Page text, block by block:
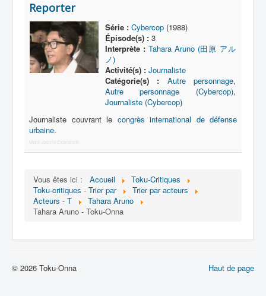
Artiste Asperger
Lexique
Série
Acteur
Transformation
Équipement
Mecha
Objet
Lieu
Reporter
Série : Cybercop(1988)
Épisode(s) :3
Interprète : Tahara Aruno (田原 アル
ノ)
Activité(s) : Journaliste
Catégorie(s) :
Autre personnage,
Autre personnage (Cybercop),
Journaliste (Cybercop)
Journaliste couvrant le congrès international de défense
urbaine.
More Joomla Extensions
Vous êtes ici : Accueil
Toku-Critiques
Toku-critiques - Trier par
Trier par acteurs
Acteurs - T
Tahara Aruno
Tahara Aruno - Toku-Onna
Haut de page
© 2026 Toku-Onna